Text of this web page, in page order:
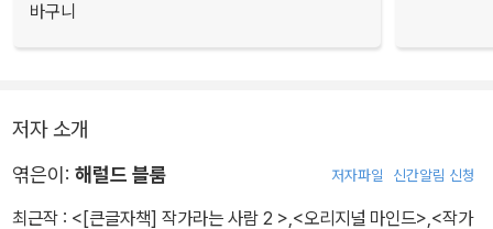
바구니
저자 소개
엮은이: 해럴드 블룸 저자파일 신간알림 신청
최근작 : <[큰글자책] 작가라는 사람 2 >,<오리지널 마인드>,<작가